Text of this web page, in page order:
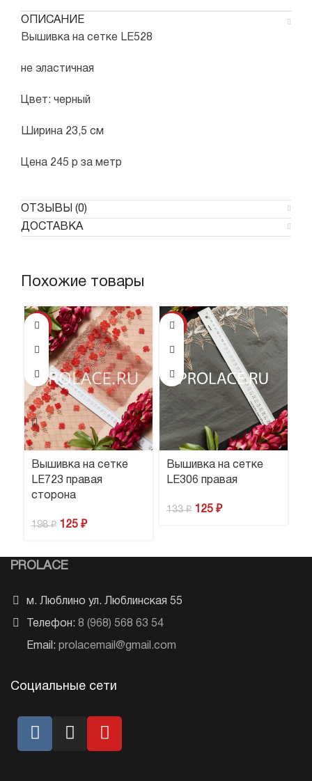
ОПИСАНИЕ
Вышивка на сетке LE528
не эластичная
Цвет: черный
Ширина 23,5 см
Цена 245 р за метр
ОТЗЫВЫ (0)
ДОСТАВКА
Похожие товары
Вышивка на сетке
LE723 правая
сторона
198₽ 125 ₽
Вышивка на сетке
LE306 правая
133₽ 125 ₽
PROLACE
м. Люблино ул. Люблинская 55
Телефон: 8 (968) 568 63 54
Email: prolacemail@gmail.com
Социальные сети